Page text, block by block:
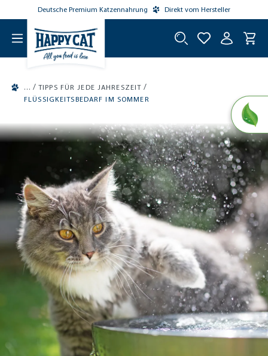
springen
Deutsche Premium Katzennahrung Direkt vom Hersteller
/ TIPPS FÜR JEDE JAHRESZEIT /
FLÜSSIGKEITSBEDARF IM SOMMER